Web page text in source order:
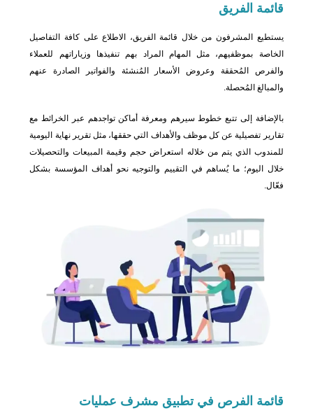
قائمة الفريق
يستطيع المشرفون من خلال قائمة الفريق، الاطلاع على كافة التفاصيل
الخاصة بموظفيهم، مثل المهام المراد بهم تنفيذها وزياراتهم للعملاء
والفرص المُحققة وعروض الأسعار المُنشئة والفواتير الصادرة عنهم
والمبالغ المُحصلة.
بالإضافة إلى تتبع خطوط سيرهم ومعرفة أماكن تواجدهم عبر الخرائط مع
تقارير تفصيلية عن كل موظف والأهداف التي حققها، مثل تقرير نهاية اليومية
للمندوب الذي يتم من خلاله استعراض حجم وقيمة المبيعات والتحصيلات
خلال اليوم؛ ما يُساهم في التقييم والتوجيه نحو أهداف المؤسسة بشكل
فعّال.
قائمة الفرص في تطبيق مشرف عمليات